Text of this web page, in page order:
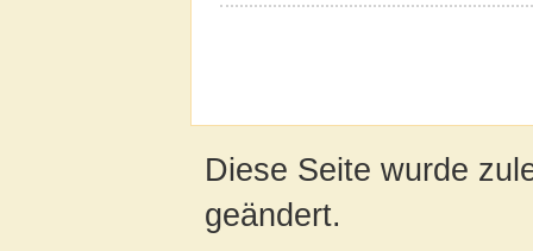
Diese Seite wurde
geändert.